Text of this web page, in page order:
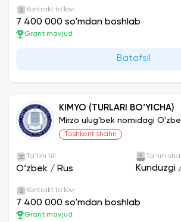
Kontrakt to'lovi
7 400 000 so'mdan boshlab
Grant mavjud
Batafsil
KIMYO (TURLARI BO‘YICHA)
Mirzo ulug'bek nomidagi
universiteti
Toshkent shahri
Ta'lim tili
O‘zbek / Rus
Ta'lim
Kunduzgi
Kontrakt to'lovi
7 400 000 so'mdan boshlab
Grant mavjud